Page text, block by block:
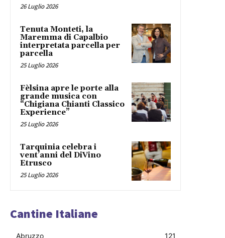
26 Luglio 2026
Tenuta Monteti, la
Maremma di Capalbio
interpretata parcella per
parcella
25 Luglio 2026
Fèlsina apre le porte alla
grande musica con
“Chigiana Chianti Classico
Experience”
25 Luglio 2026
Tarquinia celebra i
vent’anni del DiVino
Etrusco
25 Luglio 2026
Cantine Italiane
Abruzzo
121